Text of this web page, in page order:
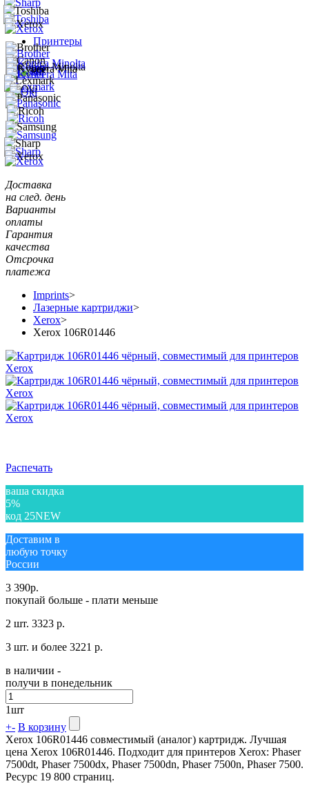
Принтеры
Доставка
на след. день
Варианты
оплаты
Гарантия
качества
Отсрочка
платежа
Imprints>
Лазерные картриджи>
Xerox>
Xerox 106R01446
Распечать
ваша скидка
5%
код 25NEW
Доставим в
любую точку
России
3 390р.
покупай больше - плати меньше
2 шт. 3323 р.
3 шт. и более 3221 р.
в наличии -
получи в понедельник
1шт
+- В корзину
Xerox 106R01446 совместимый (аналог) картридж. Лучшая
цена Xerox 106R01446. Подходит для принтеров Xerox: Phaser
7500dt, Phaser 7500dx, Phaser 7500dn, Phaser 7500n, Phaser 7500.
Ресурс 19 800 страниц.